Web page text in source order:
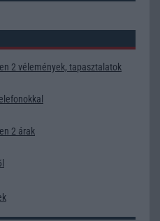
2 vélemények, tapasztalatok
2 árak